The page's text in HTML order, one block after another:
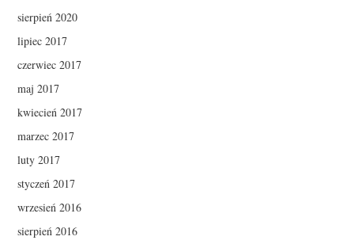
sierpień 2020
lipiec 2017
czerwiec 2017
maj 2017
kwiecień 2017
marzec 2017
luty 2017
styczeń 2017
wrzesień 2016
sierpień 2016